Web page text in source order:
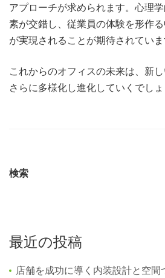
アプローチが求められます。心理
素が交錯し、従業員の体験を形作
が実現されることが期待されていま
これからのオフィスの未来は、新
さらに多様化し進化していくでしょ
検索
最近の投稿
店舗を成功に導く内装設計と空間